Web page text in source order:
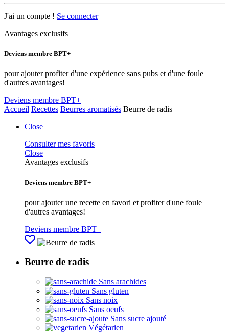
J'ai un compte ! Se connecter
Avantages exclusifs
Deviens membre BPT+
pour ajouter profiter d'une expérience sans pubs et d'une foule
d'autres avantages!
Deviens membre BPT+
Accueil Recettes Beurres aromatisés Beurre de radis
Close
Consulter mes favoris
Close
Avantages exclusifs
Deviens membre BPT+
pour ajouter une recette en favori et profiter d'une foule
d'autres avantages!
Deviens membre BPT+
Beurre de radis
Sans arachides
Sans gluten
Sans noix
Sans oeufs
Sans sucre ajouté
Végétarien